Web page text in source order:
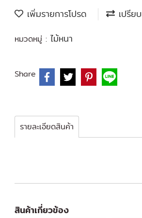
เพิ่มรายการโปรด เปรีย
หมวดหมู่ : ไม้หนา
Share
รายละเอียดสินค้า
สินค้าเกี่ยวข้อง